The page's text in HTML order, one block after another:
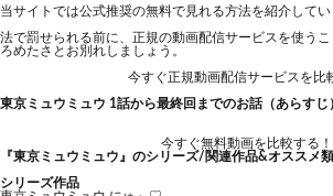
当サイトでは公式推奨の無料で見れる方法を紹介してい
法で罰せられる前に、正規の動画配信サービスを使う
ろめたさとお別れしましょう。
今すぐ正規動画配信サービスを比
東京ミュウミュウ 1話から最終回までのお話（あらすじ
今すぐ無料動画を比較する！
『東京ミュウミュウ』のシリーズ/関連作品&オススメ
シリーズ作品